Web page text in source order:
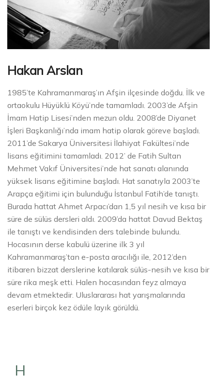
Hakan Arslan
1985’te Kahramanmaraş’ın Afşin ilçesinde doğdu. İlk ve
ortaokulu Hüyüklü Köyü’nde tamamladı. 2003’de Afşin
İmam Hatip Lisesi’nden mezun oldu. 2008’de Diyanet
İşleri Başkanlığı’nda imam hatip olarak göreve başladı.
2011’de Sakarya Üniversitesi İlahiyat Fakültesi’nde
lisans eğitimini tamamladı. 2012’ de Fatih Sultan
Mehmet Vakıf Üniversitesi’nde hat sanatı alanında
yüksek lisans eğitimine başladı. Hat sanatıyla 2003’te
Arapça eğitimi için bulunduğu İstanbul Fatih’de tanıştı.
Burada hattat Ahmet Arpacı’dan 1,5 yıl nesih ve kısa bir
süre de sülüs dersleri aldı. 2009’da hattat Davud Bektaş
ile tanıştı ve kendisinden ders talebinde bulundu.
Hocasının derse kabulü üzerine ilk 3 yıl
Kahramanmaraş’tan e-posta aracılığı ile, 2012’den
itibaren bizzat derslerine katılarak sülüs-nesih ve kısa bir
süre rika meşk etti. Halen hocasından feyz almaya
devam etmektedir. Uluslararası hat yarışmalarında
eserleri birçok kez ödüle layık görüldü.
H